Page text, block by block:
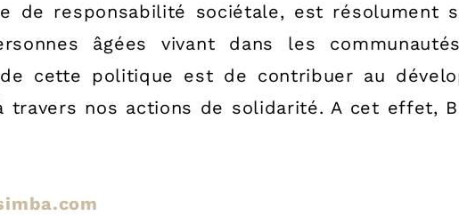
de responsabilité sociétale, est résolument
âgées vivant dans les
cette politique est de contribuer au
travers nos actions de solidarité. A cet effet,